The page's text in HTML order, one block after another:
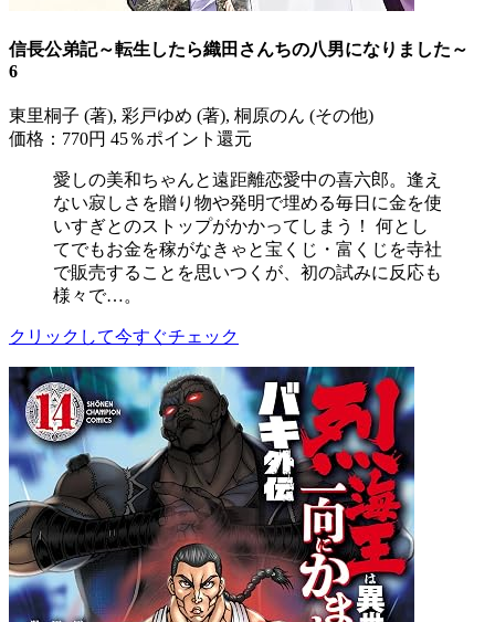
信長公弟記～転生したら織田さんちの八男になりました～
6
東里桐子 (著), 彩戸ゆめ (著), 桐原のん (その他)
価格：770円 45％ポイント還元
愛しの美和ちゃんと遠距離恋愛中の喜六郎。逢え
ない寂しさを贈り物や発明で埋める毎日に金を使
いすぎとのストップがかかってしまう！ 何とし
てでもお金を稼がなきゃと宝くじ・富くじを寺社
で販売することを思いつくが、初の試みに反応も
様々で…。
クリックして今すぐチェック